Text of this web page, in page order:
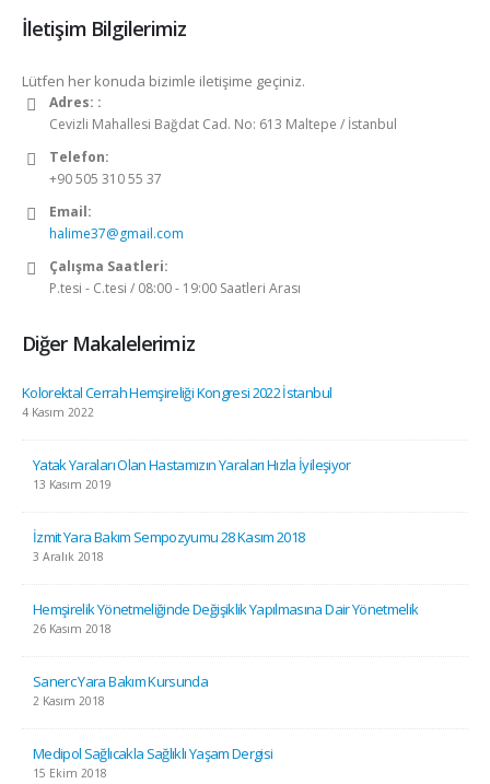
İletişim Bilgilerimiz
Lütfen her konuda bizimle iletişime geçiniz.
Adres: :
Cevizli Mahallesi Bağdat Cad. No: 613 Maltepe / İstanbul
Telefon:
+90 505 310 55 37
Email:
halime37@gmail.com
Çalışma Saatleri:
P.tesi - C.tesi / 08:00 - 19:00 Saatleri Arası
Diğer Makalelerimiz
Kolorektal Cerrah Hemşireliği Kongresi 2022 İstanbul
4 Kasım 2022
Yatak Yaraları Olan Hastamızın Yaraları Hızla İyileşiyor
13 Kasım 2019
İzmit Yara Bakım Sempozyumu 28 Kasım 2018
3 Aralık 2018
Hemşirelik Yönetmeliğinde Değişiklik Yapılmasına Dair Yönetmelik
26 Kasım 2018
Sanerc Yara Bakım Kursunda
2 Kasım 2018
Medipol Sağlıcakla Sağlıklı Yaşam Dergisi
15 Ekim 2018